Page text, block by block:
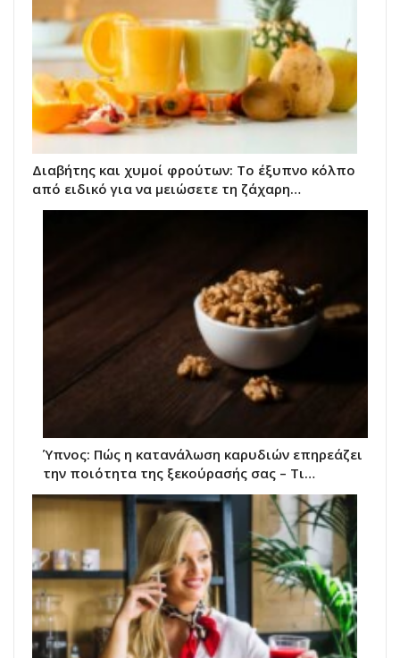
Διαβήτης και χυμοί φρούτων: Το έξυπνο κόλπο
από ειδικό για να μειώσετε τη ζάχαρη…
Ύπνος: Πώς η κατανάλωση καρυδιών επηρεάζει
την ποιότητα της ξεκούρασής σας – Τι…